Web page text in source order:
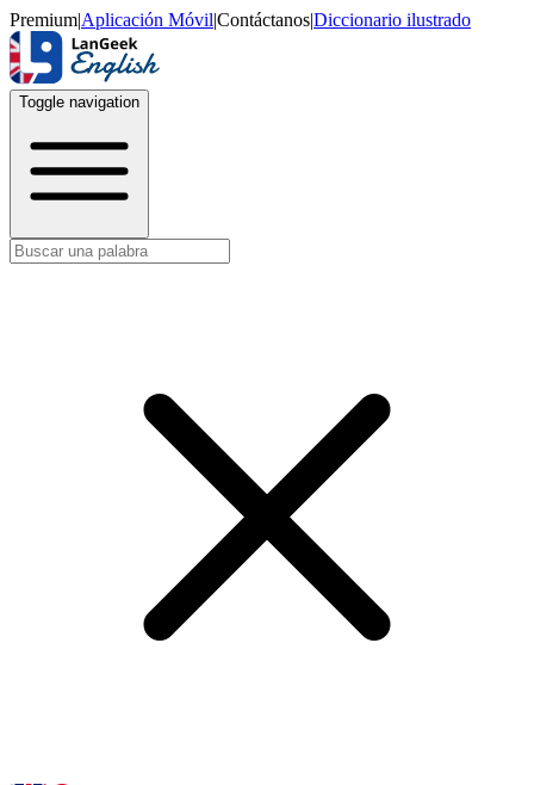
Premium|Aplicación Móvil|Contáctanos|Diccionario ilustrado
Toggle navigation